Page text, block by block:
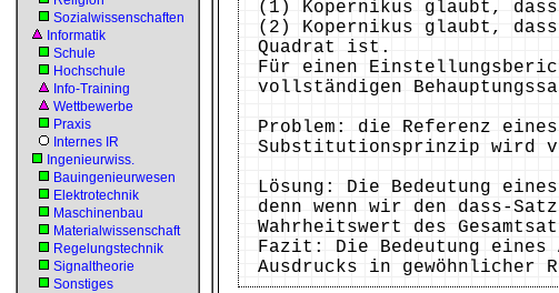
Sozialwissenschaften
Informatik
Schule
Hochschule
Info-Training
Wettbewerbe
Praxis
Internes IR
Ingenieurwiss.
Bauingenieurwesen
Elektrotechnik
Maschinenbau
Materialwissenschaft
Regelungstechnik
Signaltheorie
Sonstiges
(1) Kopernikus glaubt,
(2) Kopernikus glaubt,
Quadrat ist.
Für einen
vollständigen
Problem: die Referenz
Substitutionsprinzip wird
Lösung: Die Bedeutung
denn wenn wir den dass-
Wahrheitswert des
Fazit: Die Bedeutung
Ausdrucks in gewöhnlicher